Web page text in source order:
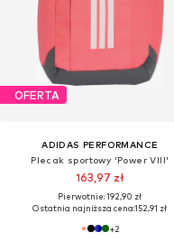
OFERTA
ADIDAS PERFORMANCE
Plecak sportowy 'Power VIII'
163,97 zł
Pierwotnie: 192,90 zł
Ostatnia najniższa cena:152,91 zł
+2